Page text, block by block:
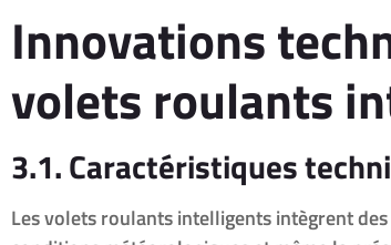
Innovations
volets roulants
3.1. Caractéristiques
Les volets roulants intelligents intègrent